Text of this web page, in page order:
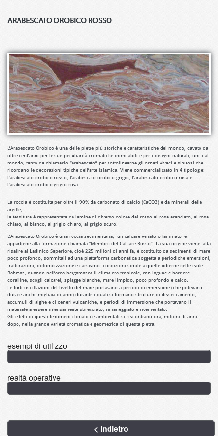
ARABESCATO OROBICO ROSSO
L’Arabescato Orobico è una delle pietre più storiche e caratteristiche del mondo, cavato da
oltre cent’anni per le sue peculiarità cromatiche inimitabili e per i disegni naturali, unici al
mondo, tanto da chiamarlo “arabescato” per sottolinearne gli ornati vivaci e sinuosi che
ricordano le decorazioni tipiche dell’arte islamica. Viene commercializzato in 4 tipologie:
l’arabescato orobico rosso, l’arabescato orobico grigio, l’arabescato orobico rosa e
l’arabescato orobico grigio-rosa.
replica orologi
replika klockor
La roccia è costituita per oltre il 90% da carbonato di calcio (CaCO3) e da minerali delle
argille;
la tessitura è rappresentata da lamine di diverso colore dal rosso al rosa aranciato, al rosa
chiaro, al bianco, al grigio chiaro, al grigio scuro.
L’Arabescato Orobico è una roccia sedimentaria, un calcare venato o laminato, e
appartiene alla formazione chiamata “Membro del Calcare Rosso”. La sua origine viene fatta
risalire al Ladinico Superiore, cioè 225 milioni di anni fa, è costituito da sedimenti di mare
poco profondo, sommitali ad una piattaforma carbonatica soggetta a periodiche emersioni,
fratturazioni, dolomitizzazione e carsismo: condizioni simile a quelle odierne nelle isole
Bahmas, quando nell’area bergamasca il clima era tropicale, con lagune e barriere
coralline, scogli calcarei, spiagge bianche, mare limpido, poco profondo e caldo.
Le forti oscillazioni del livello del mare portavano a periodi di emersione (che potevano
durare anche migliaia di anni) durante i quali si formano strutture di disseccamento,
accumuli di alghe e di ceneri vulcaniche, e periodi di immersione che portavano il
materiale a essere intensamente sbrecciato, rimaneggiato e ricementato.
Gli effetti di questi fenomeni climatici e ambientali si riscontrano ora, milioni di anni
dopo, nella grande varietà cromatica e geometrica di questa pietra.
esempi di utilizzo
realtà operative